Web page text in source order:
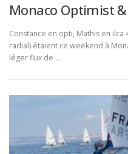
Monaco Optimist
Constance en opti, Mathis en ilca
radial) étaient ce weekend à
léger flux de …